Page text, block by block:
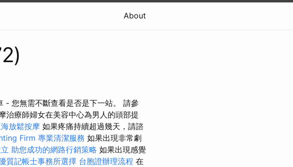
About
- 您無需不斷查看是否是下一站。 請參
治療師婦女在美容中心為男人的頭部提
放鬆按摩 如果疼痛持續超過幾天，請諮
Firm 專業清潔服務 如果出現非常劇
助您成功的網路行銷策略 如果出現感覺
質記帳士事務所選擇 台胞證辦理流程 在